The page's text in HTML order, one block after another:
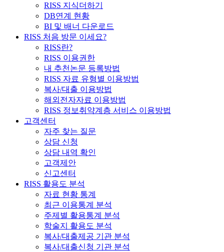
RISS 지식더하기
DB연계 현황
BI 및 배너 다운로드
RISS 처음 방문 이세요?
RISS란?
RISS 이용권한
내 추천논문 등록방법
RISS 자료 유형별 이용방법
복사/대출 이용방법
해외전자자료 이용방법
RISS 정보취약계층 서비스 이용방법
고객센터
자주 찾는 질문
상담 신청
상담 내역 확인
고객제안
신고센터
RISS 활용도 분석
자료 현황 통계
최근 이용통계 분석
주제별 활용통계 분석
학술지 활용도 분석
복사/대출제공 기관 분석
복사/대출신청 기관 분석